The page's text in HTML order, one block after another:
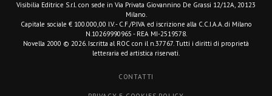
Visibilia Editrice S.r.l. con sede in Via Privata Giovannino De Grassi 12/12A, 20123
Milano.
Capitale sociale € 100.000,00 I.V. - C.F./P.IVA ed iscrizione alla C.C.I.A.A. di Milano
N.10269990965 - REA MI-2519578.
Novella 2000 © 2026. Iscritta al ROC con il n.37767. Tutti i diritti di proprietà
letteraria ed artistica riservati.
CONTATTI